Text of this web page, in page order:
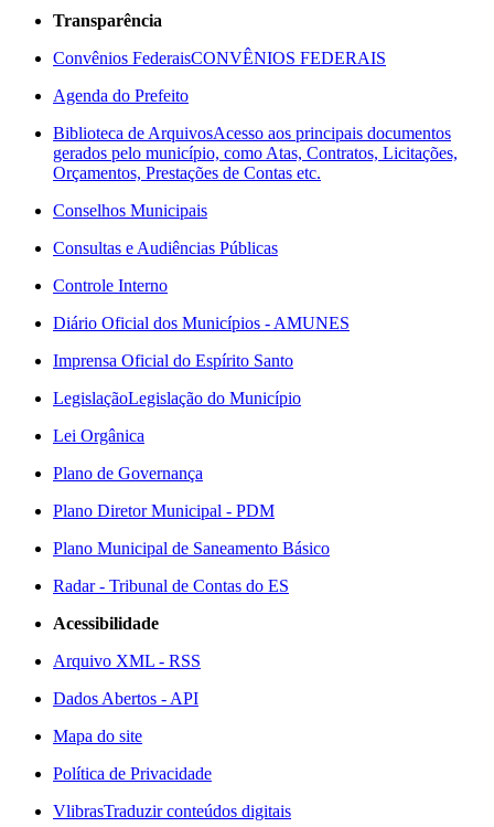
Transparência
Convênios FederaisCONVÊNIOS FEDERAIS
Agenda do Prefeito
Biblioteca de ArquivosAcesso aos principais documentos
gerados pelo município, como Atas, Contratos, Licitações,
Orçamentos, Prestações de Contas etc.
Conselhos Municipais
Consultas e Audiências Públicas
Controle Interno
Diário Oficial dos Municípios - AMUNES
Imprensa Oficial do Espírito Santo
LegislaçãoLegislação do Município
Lei Orgânica
Plano de Governança
Plano Diretor Municipal - PDM
Plano Municipal de Saneamento Básico
Radar - Tribunal de Contas do ES
Acessibilidade
Arquivo XML - RSS
Dados Abertos - API
Mapa do site
Política de Privacidade
VlibrasTraduzir conteúdos digitais